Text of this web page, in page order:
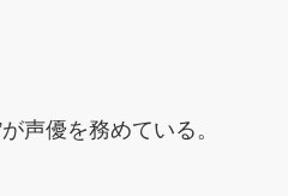
が声優を務めている。